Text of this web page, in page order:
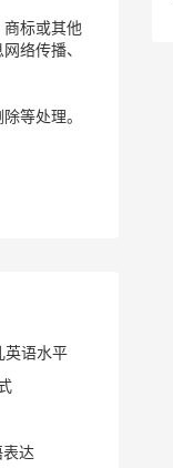
标或其他
络传播、
等处理。
英语水平
达